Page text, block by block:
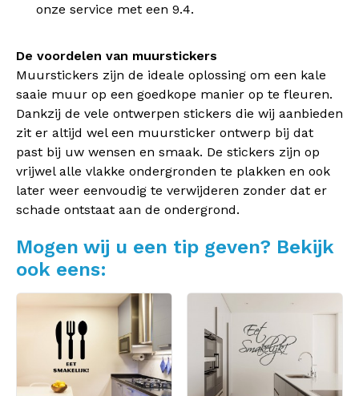
onze service met een 9.4.
De voordelen van muurstickers
Muurstickers zijn de ideale oplossing om een kale
saaie muur op een goedkope manier op te fleuren.
Dankzij de vele ontwerpen stickers die wij aanbieden
zit er altijd wel een muursticker ontwerp bij dat
past bij uw wensen en smaak. De stickers zijn op
vrijwel alle vlakke ondergronden te plakken en ook
later weer eenvoudig te verwijderen zonder dat er
schade ontstaat aan de ondergrond.
Mogen wij u een tip geven? Bekijk
ook eens: